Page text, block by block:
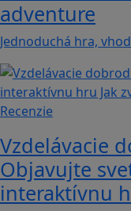
adventure
Jednoduchá hra,
Recenzie
Vzdelávacie
Objavujte
interaktívnu